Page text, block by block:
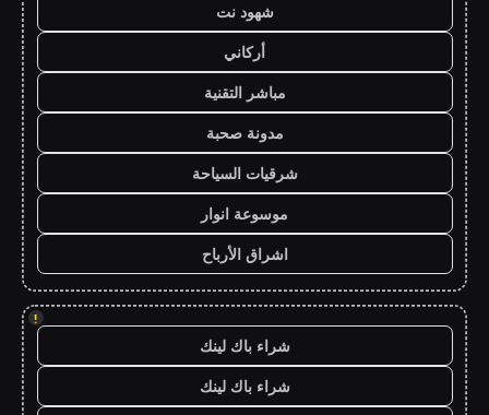
شهود نت
أركاني
مباشر التقنية
مدونة صحبة
شرقيات السياحة
موسوعة انوار
اشراق الأرباح
!
شراء باك لينك
شراء باك لينك